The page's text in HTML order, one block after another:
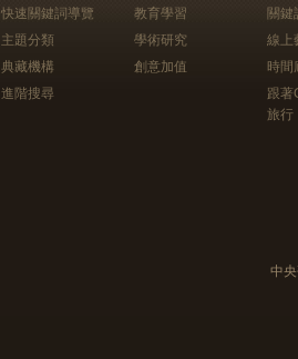
快速關鍵詞導覽
主題分類
典藏機構
進階搜尋
教育學習
學術研究
創意加值
關鍵
線上
時間
跟
旅行
中